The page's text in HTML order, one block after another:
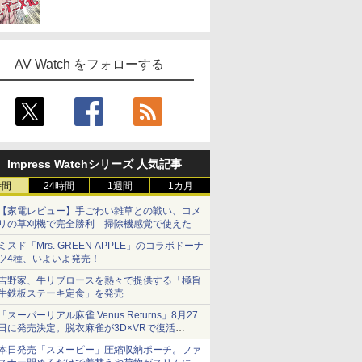
AV Watch をフォローする
Impress Watchシリーズ 人気記事
24時間 1週間 1カ月
家電レビュー】手ごわい雑草との戦い、コメ
の草刈機で完全勝利 掃除機感覚で使えた
スド「Mrs. GREEN APPLE」のコラボドーナ
4種、いよいよ発売！
野家、牛リブロースを熱々で提供する「極旨
鉄板ステーキ定食」を発売
スーパーリアル麻雀 Venus Returns」8月27
に発売決定。脱衣麻雀が3D×VRで復活
売から2週間は20%オフになるセールが実施
日発売「スヌーピー」圧縮収納ポーチ。ファ